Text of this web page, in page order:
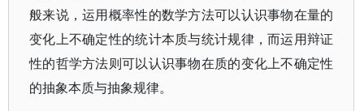
般来说，运用概率性的数学方法可以认识事物在量的
变化上不确定性的统计本质与统计规律，而运用辩证
性的哲学方法则可以认识事物在质的变化上不确定性
的抽象本质与抽象规律。